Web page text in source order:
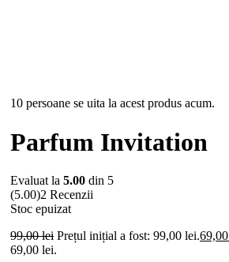
10 persoane se uita la acest produs acum.
Parfum Invitation
Evaluat la 5.00 din 5
(5.00)2 Recenzii
Stoc epuizat
99,00lei Prețul inițial a fost: 99,00 lei.69,00
69,00 lei.